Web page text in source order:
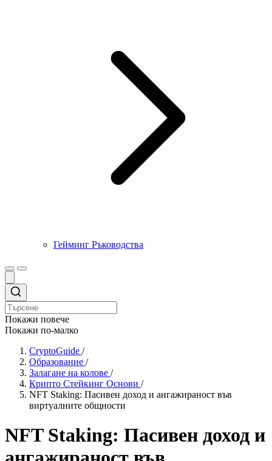
Гейминг Ръководства
Покажи повече
Покажи по-малко
CryptoGuide /
Образование /
Залагане на колове /
Крипто Стейкинг Основи /
NFT Staking: Пасивен доход и ангажираност във
виртуалните общности
NFT Staking: Пасивен доход и